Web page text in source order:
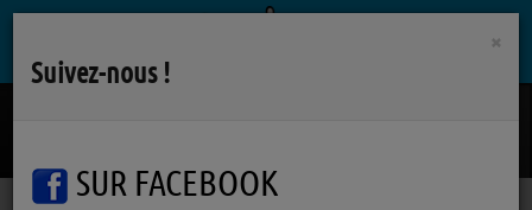
×
Suivez-nous !
SUR FACEBOOK